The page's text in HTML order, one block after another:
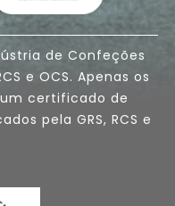
de Confeções
e OCS. Apenas os
certificado de
pela GRS, RCS e